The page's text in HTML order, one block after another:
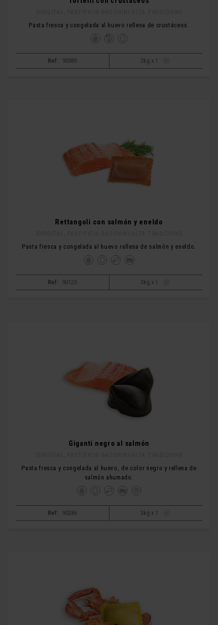
Pasta fresca y congelada al huevo rellena de crustáceos.
Ref: 90089 3kg x 1
Rettangoli con salmón y eneldo
Pasta fresca y congelada al huevo rellena de salmón y eneldo.
Ref: 90120 3kg x 1
Giganti negro al salmón
Pasta fresca y congelada al huevo, de color negro y rellena de
salmón ahumado.
Ref: 90286 3kg x 1